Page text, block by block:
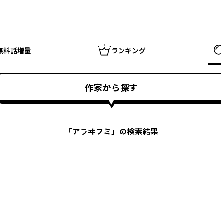
料話増量 ランキング
作家から探す
「アラヰフミ」の検索結果